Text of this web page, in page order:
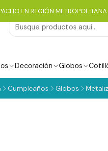
Decoración Globos
EN REGIÓN
Cumpleaños Globos